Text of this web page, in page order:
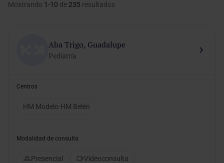
Mostrando 1-10 de 235 resultados
Aba Trigo, Guadalupe
Pediatría
Centros
HM Modelo-HM Belén
Modalidad de consulta
Presencial Videoconsulta